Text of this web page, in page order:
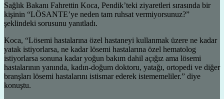
Sağlık Bakanı Fahrettin Koca, Pendik’teki ziyaretleri sırasında bir
kişinin “LÖSANTE’ye neden tam ruhsat vermiyorsunuz?”
şeklindeki sorusunu yanıtladı.
Koca, “Lösemi hastalarına özel hastaneyi kullanmak üzere ne kadar
yatak istiyorlarsa, ne kadar lösemi hastalarına özel hematolog
istiyorlarsa sonuna kadar yoğun bakım dahil açığız ama lösemi
hastalarının yanında, kadın-doğum doktoru, yatağı, ortopedi ve diğer
branşları lösemi hastalarını istismar ederek istememeliler.” diye
konuştu.